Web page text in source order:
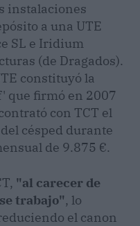
instalaciones
a una UTE
SL e Iridium
(de Dragados).
constituyó la
que firmó en 2007
con TCT el
césped durante
de 9.875 €.
"al carecer de
trabajo", lo
el canon